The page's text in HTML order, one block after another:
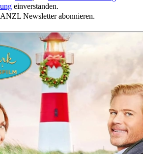
einverstanden.
Newsletter abonnieren.